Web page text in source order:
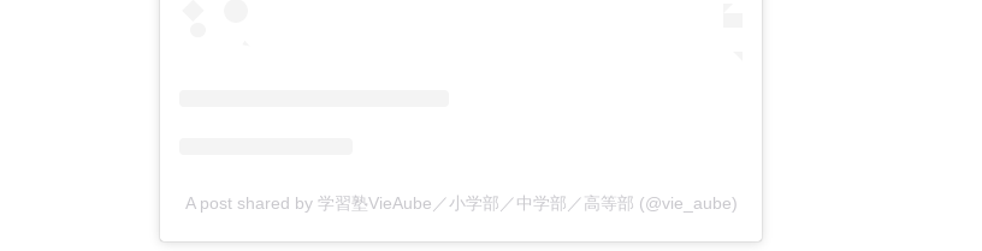
A post shared by 学習塾VieAube／小学部／中学部／高等部 (@vie_aube)